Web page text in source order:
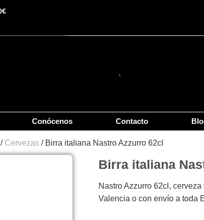
Conócenos Contacto
/ Cervezas / Birra italiana Nastro Azzurro 62cl
Birra italiana
Nastro Azzurro 62cl,
Valencia o con envío a toda